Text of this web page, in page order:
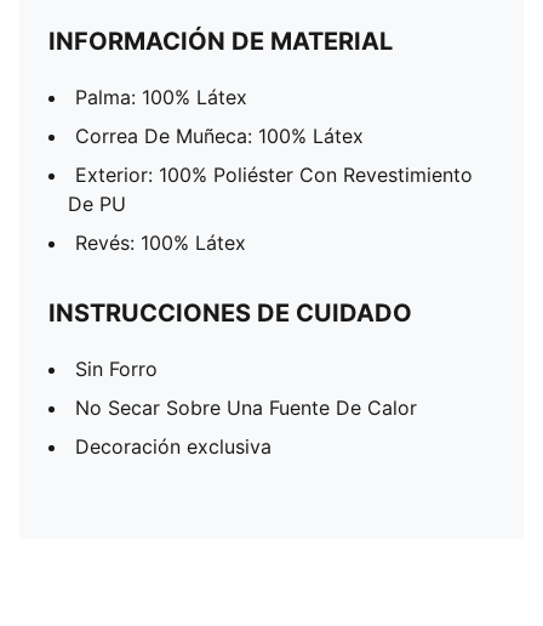
INFORMACIÓN DE MATERIAL
Palma: 100% Látex
Correa De Muñeca: 100% Látex
Exterior: 100% Poliéster Con Revestimiento
De PU
Revés: 100% Látex
INSTRUCCIONES DE CUIDADO
Sin Forro
No Secar Sobre Una Fuente De Calor
Decoración exclusiva